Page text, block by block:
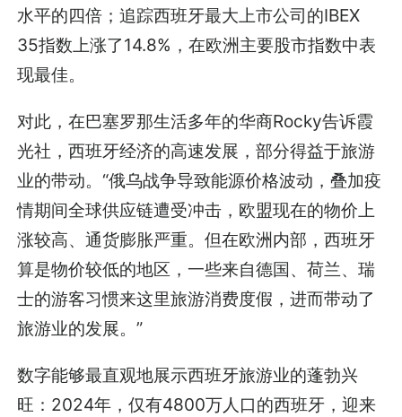
水平的四倍；追踪西班牙最大上市公司的IBEX
35指数上涨了14.8%，在欧洲主要股市指数中表
现最佳。
对此，在巴塞罗那生活多年的华商Rocky告诉霞
光社，西班牙经济的高速发展，部分得益于旅游
业的带动。“俄乌战争导致能源价格波动，叠加疫
情期间全球供应链遭受冲击，欧盟现在的物价上
涨较高、通货膨胀严重。但在欧洲内部，西班牙
算是物价较低的地区，一些来自德国、荷兰、瑞
士的游客习惯来这里旅游消费度假，进而带动了
旅游业的发展。”
数字能够最直观地展示西班牙旅游业的蓬勃兴
旺：2024年，仅有4800万人口的西班牙，迎来